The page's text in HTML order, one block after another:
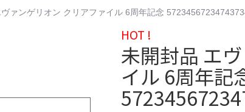
ァンゲリオン クリアファイル 6周年記念
HOT !
未開封品 エ
イル 6周年記